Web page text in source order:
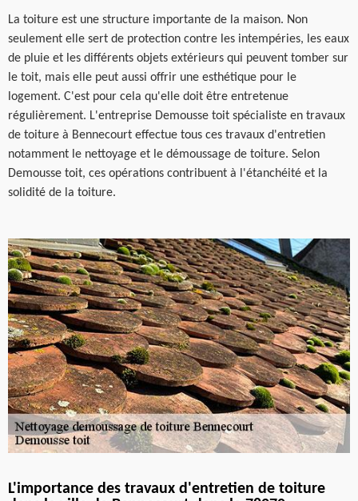
La toiture est une structure importante de la maison. Non
seulement elle sert de protection contre les intempéries, les eaux
de pluie et les différents objets extérieurs qui peuvent tomber sur
le toit, mais elle peut aussi offrir une esthétique pour le
logement. C'est pour cela qu'elle doit être entretenue
régulièrement. L'entreprise Demousse toit spécialiste en travaux
de toiture à Bennecourt effectue tous ces travaux d'entretien
notamment le nettoyage et le démoussage de toiture. Selon
Demousse toit, ces opérations contribuent à l'étanchéité et la
solidité de la toiture.
L'importance des travaux d'entretien de toiture